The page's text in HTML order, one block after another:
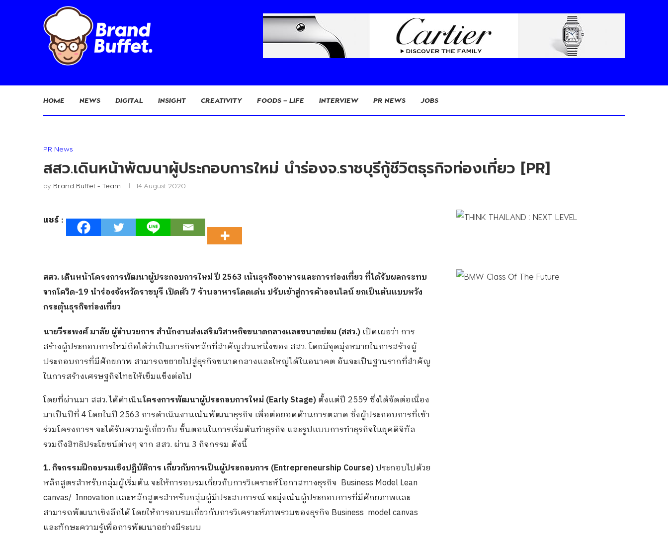
HOME NEWS DIGITAL INSIGHT CREATIVITY FOODS – LIFE INTERVIEW PR NEWS JOBS
PR News
สสว.เดินหน้าพัฒนาผู้ประกอบการใหม่ นำร่องจ.ราชบุรีกู้ชีวิตธุรกิจท่องเที่ยว [PR]
by Brand Buffet - Team 14 August 2020
แชร์ :
สสว. เดินหน้าโครงการพัฒนาผู้ประกอบการใหม่ ปี 2563 เน้นธุรกิจอาหารและการท่องเที่ยว ที่ได้รับผลกระทบ
จากโควิด-19 นำร่องจังหวัดราชบุรี เปิดตัว 7 ร้านอาหารโดดเด่น ปรับเข้าสู่การค้าออนไลน์ ยกเป็นต้นแบบหวัง
กระตุ้นธุรกิจท่องเที่ยว
นายวีระพงศ์ มาลัย ผู้อำนวยการ สำนักงานส่งเสริมวิสาหกิจขนาดกลางและขนาดย่อม (สสว.)เปิดเผยว่า การ
สร้างผู้ประกอบการใหม่ถือได้ว่าเป็นภารกิจหลักที่สำคัญส่วนหนึ่งของ สสว. โดยมีจุดมุ่งหมายในการสร้างผู้
ประกอบการที่มีศักยภาพ สามารถขยายไปสู่ธุรกิจขนาดกลางและใหญ่ได้ในอนาคต อันจะเป็นฐานรากที่สำคัญ
ในการสร้างเศรษฐกิจไทยให้เข็มแข็งต่อไป
โดยที่ผ่านมา สสว. ได้ดำเนินโครงการพัฒนาผู้ประกอบการใหม่ (Early Stage)ตั้งแต่ปี 2559 ซึ่งได้จัดต่อเนื่อง
มาเป็นปีที่ 4 โดยในปี 2563 การดำเนินงานเน้นพัฒนาธุรกิจ เพื่อต่อยอดด้านการตลาด ซี่งผู้ประกอบการที่เข้า
ร่วมโครงการฯ จะได้รับความรู้เกี่ยวกับ ขั้นตอนในการเริ่มต้นทำธุรกิจ และรูปแบบการทำธุรกิจในยุคดิจิทัล
รวมถึงสิทธิประโยชน์ต่างๆ จาก สสว. ผ่าน 3 กิจกรรม ดังนี้
1. กิจกรรมฝึกอบรมเชิงปฏิบัติการ เกี่ยวกับการเป็นผู้ประกอบการ (Entrepreneurship Course)ประกอบไปด้วย
หลักสูตรสำหรับกลุ่มผู้เริ่มต้น จะให้การอบรมเกี่ยวกับการวิเคราะห์โอกาสทางธุรกิจ Business Model Lean
canvas/ Innovation และหลักสูตรสำหรับกลุ่มผู้มีประสบการณ์ จะมุ่งเน้นผู้ประกอบการที่มีศักยภาพและ
สามารถพัฒนาเชิงลึกได้ โดยให้การอบรมเกี่ยวกับการวิเคราะห์ภาพรวมของธุรกิจ Business model canvas
และทักษะความรู้เพื่อการพัฒนาอย่างมีระบบ